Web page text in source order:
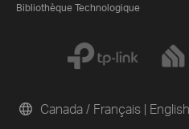
Bibliothèque Technologique
Canada / Français | English